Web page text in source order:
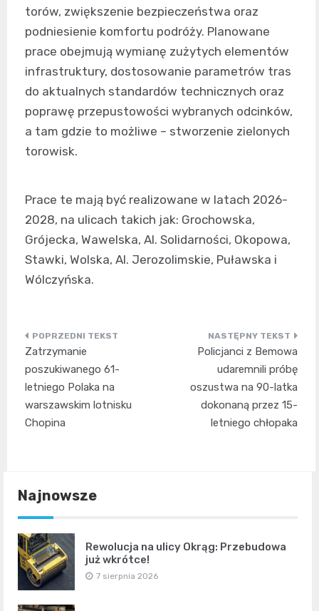
torów, zwiększenie bezpieczeństwa oraz
podniesienie komfortu podróży. Planowane
prace obejmują wymianę zużytych elementów
infrastruktury, dostosowanie parametrów tras
do aktualnych standardów technicznych oraz
poprawę przepustowości wybranych odcinków,
a tam gdzie to możliwe – stworzenie zielonych
torowisk.
Prace te mają być realizowane w latach 2026-
2028, na ulicach takich jak: Grochowska,
Grójecka, Wawelska, Al. Solidarności, Okopowa,
Stawki, Wolska, Al. Jerozolimskie, Puławska i
Wólczyńska.
Nawigacja
wpisu
Zatrzymanie
poszukiwanego 61-
letniego Polaka na
warszawskim lotnisku
Chopina
Policjanci z Bemowa
udaremnili próbę
oszustwa na 90-latka
dokonaną przez 15-
letniego chłopaka
Najnowsze
Rewolucja na ulicy Okrąg: Przebudowa
już wkrótce!
7 sierpnia 2026